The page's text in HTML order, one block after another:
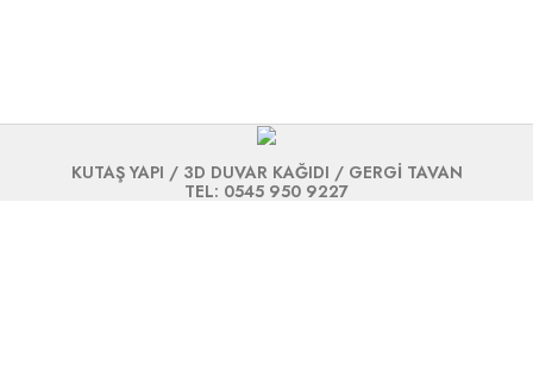
KUTAŞ YAPI / 3D DUVAR KAĞIDI / GERGİ TAVAN
TEL: 0545 950 9227